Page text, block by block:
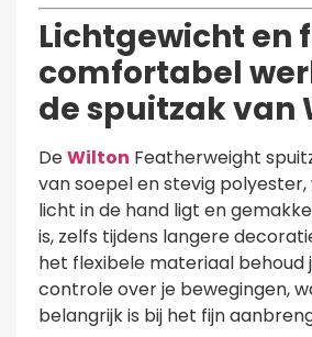
Lichtgewicht en
comfortabel
de spuitzak van
DeWilton Featherweight
van soepel en stevig
licht in de hand ligt en
is, zelfs tijdens langere
het flexibele materiaal behoud
controle over je bewegingen,
belangrijk is bij het fijn